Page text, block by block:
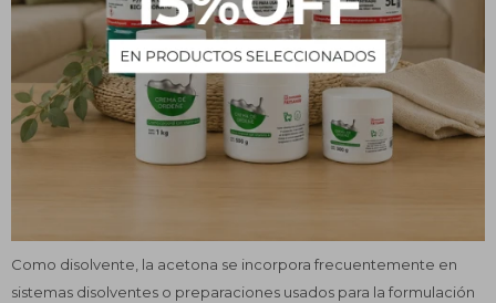
Usos y beneficios
La acetona puede mezclarse fácilmente con agua y se evapora
rápidamente en el aire. Es un ingrediente principal en muchos
quitaesmaltes para uñas. Desintegra el esmalte para uñas y facilita
su retiro con un hisopo o trozo de algodón.
Como disolvente, la acetona se incorpora frecuentemente en
sistemas disolventes o preparaciones usados para la formulación